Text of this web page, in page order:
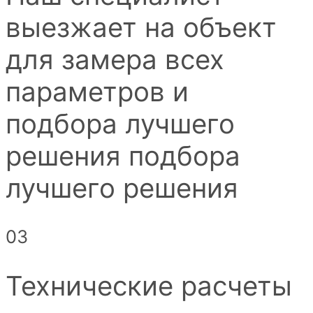
выезжает на объект
для замера всех
параметров и
подбора лучшего
решения подбора
лучшего решения
03
Технические расчеты